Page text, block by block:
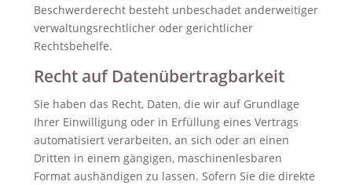
Beschwerderecht besteht unbeschadet anderweitiger
verwaltungsrechtlicher oder gerichtlicher
Rechtsbehelfe.
Recht auf Daten­übertrag­barkeit
Sie haben das Recht, Daten, die wir auf Grundlage
Ihrer Einwilligung oder in Erfüllung eines Vertrags
automatisiert verarbeiten, an sich oder an einen
Dritten in einem gängigen, maschinenlesbaren
Format aushändigen zu lassen. Sofern Sie die direkte